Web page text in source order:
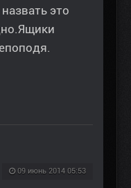
это
09 июнь 2014 05:53